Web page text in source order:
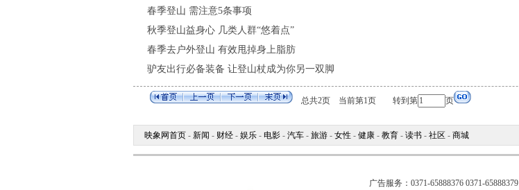
春季登山 需注意5条事项
秋季登山益身心 几类人群“悠着点”
春季去户外登山 有效甩掉身上脂肪
驴友出行必备装备 让登山杖成为你另一双脚
总共2页 当前第1页 转到第 页
映象网首页 - 新闻 - 财经 - 娱乐 - 电影 - 汽车 - 旅游 - 女性 - 健康 - 教育 - 读书 - 社区 - 商城
广告服务：0371-65888376 0371-65888379